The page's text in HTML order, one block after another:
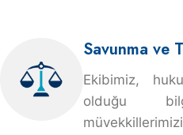
Savunma ve
Ekibimiz,
olduğu